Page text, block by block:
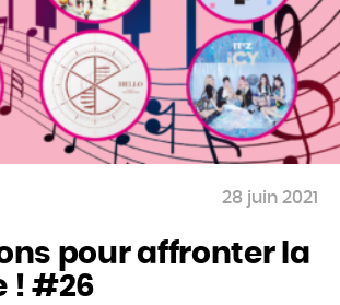
pour affronter la
! #26
28 juin 2021